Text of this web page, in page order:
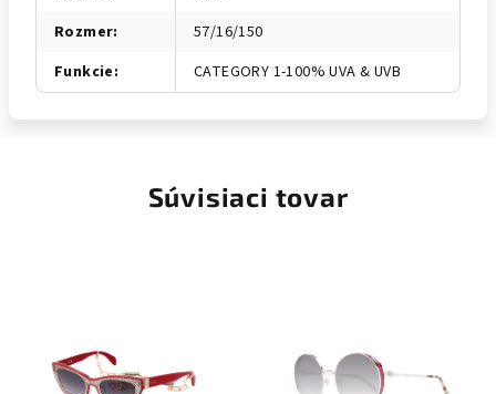
Rozmer:
57/16/150
Funkcie: CATEGORY 1-100% UVA & UVB
Súvisiaci tovar